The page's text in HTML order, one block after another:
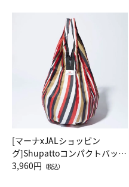
[マーナxJALショッピン
グ]Shupattoコンパクトバッグ
Drop JAL客室乗務員（LC）ス
3,960円 （税込）